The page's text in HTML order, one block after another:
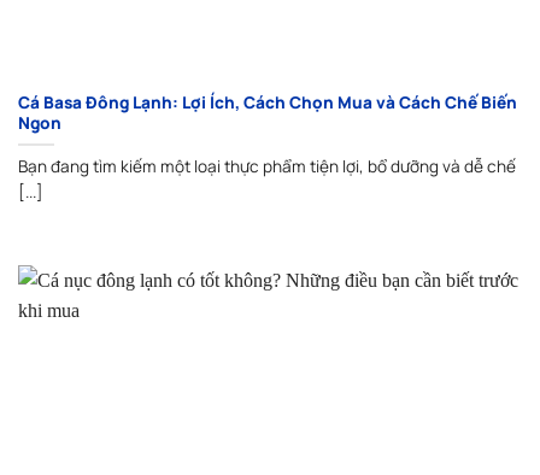
Cá Basa Đông Lạnh: Lợi Ích, Cách Chọn Mua và Cách Chế Biến
Ngon
Bạn đang tìm kiếm một loại thực phẩm tiện lợi, bổ dưỡng và dễ chế
[...]